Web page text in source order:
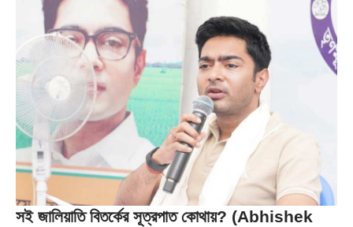
সই জালিয়াতি বিতর্কের সূত্রপাত কোথায়? (Abhishek